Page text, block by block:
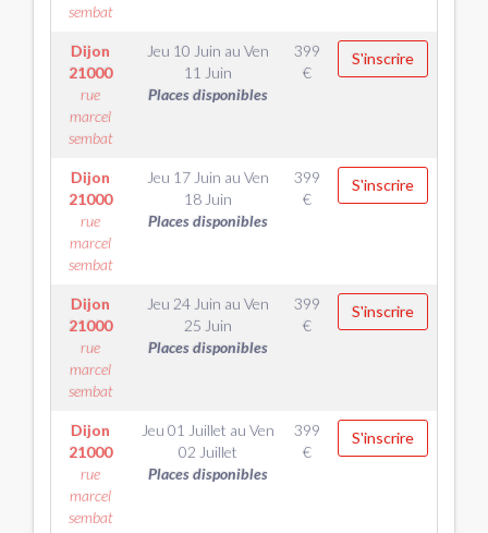
sembat
Dijon
21000
rue
marcel
sembat
Jeu 10 Juin au Ven
11 Juin
Places disponibles
399
€
S'inscrire
Dijon
21000
rue
marcel
sembat
Jeu 17 Juin au Ven
18 Juin
Places disponibles
399
€
S'inscrire
Dijon
21000
rue
marcel
sembat
Jeu 24 Juin au Ven
25 Juin
Places disponibles
399
€
S'inscrire
Dijon
21000
rue
marcel
sembat
Jeu 01 Juillet au Ven
02 Juillet
Places disponibles
399
€
S'inscrire